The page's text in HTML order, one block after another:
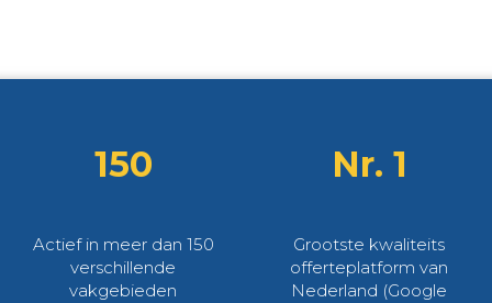
150
Actief in meer dan 150
verschillende
vakgebieden
Nr. 1
Grootste kwaliteits
offerteplatform van
Nederland (Google